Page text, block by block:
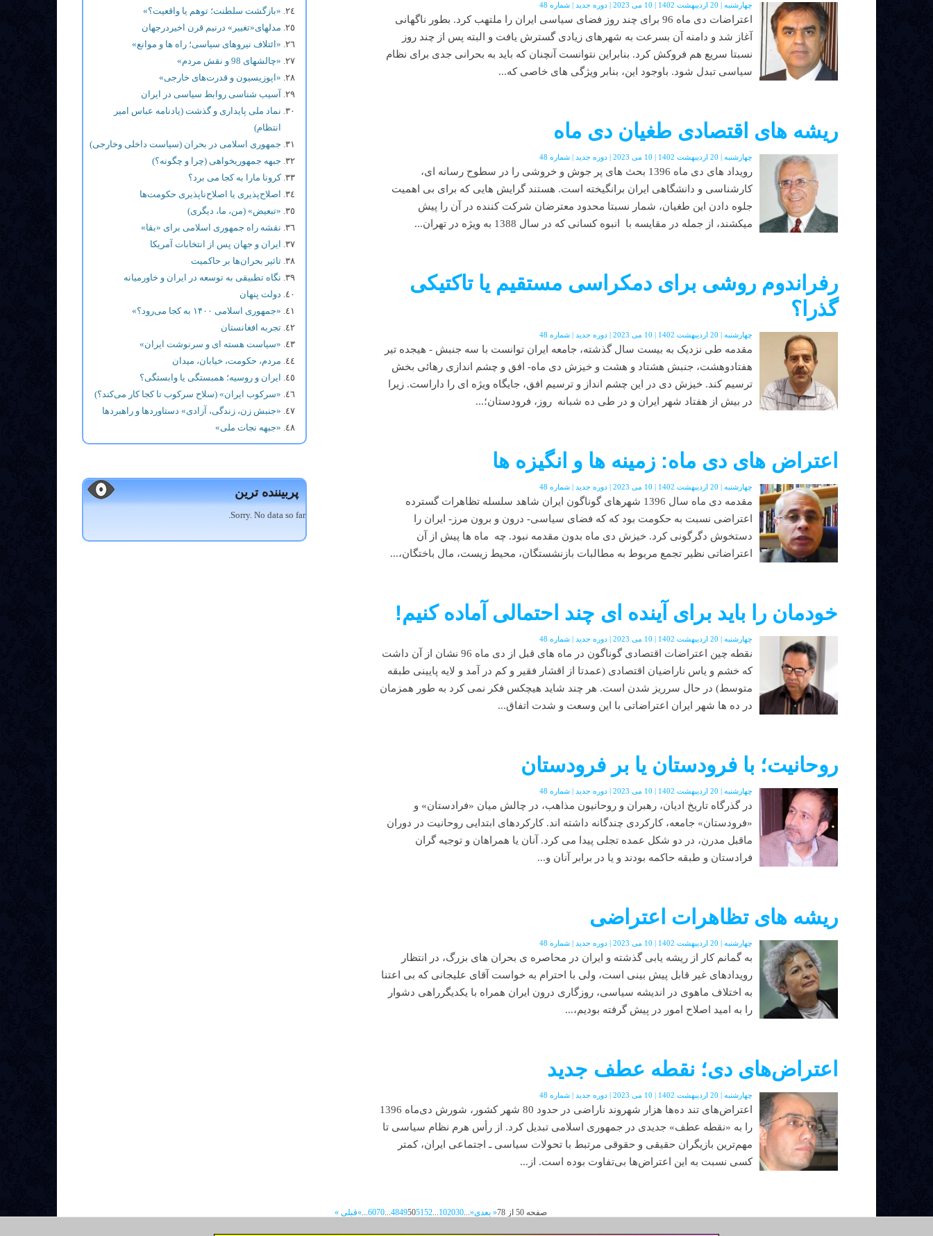
چهارشنبه | 20 اردیبهشت 1402 | 10 می 2023 | دوره جدید | شماره 48
اعتراضات دی ماه 96 برای چند روز فضای سیاسی ایران را ملتهب کرد. بطور ناگهانی
آغاز شد و دامنه آن بسرعت به شهرهای زیادی گسترش یافت و البته پس از چند روز
نسبتا سریع هم فروکش کرد. بنابراین نتوانست آنچنان که باید به بحرانی جدی برای نظام
سیاسی تبدل شود. باوجود این، بنابر ویژگی های خاصی که...
ریشه های اقتصادی طغیان دی ماه
چهارشنبه | 20 اردیبهشت 1402 | 10 می 2023 | دوره جدید | شماره 48
رویداد های دی ماه 1396 بحث های پر جوش و خروشی را در سطوح رسانه ای،
کارشناسی و دانشگاهی ایران برانگیخته است. هستند گرایش هایی که برای بی اهمیت
جلوه دادن این طغیان، شمار نسبتا محدود معترضان شرکت کننده در آن را پیش
میکشند، از جمله در مقایسه با انبوه کسانی که در سال 1388 به ویژه در تهران...
رفراندوم روشی برای دمکراسی مستقیم یا تاکتیکی
گذرا؟
چهارشنبه | 20 اردیبهشت 1402 | 10 می 2023 | دوره جدید | شماره 48
مقدمه طی نزدیک به بیست سال گذشته، جامعه ایران توانست با سه جنبش - هیجده تیر
هفتادوهشت، جنبش هشتاد و هشت و خیزش دی ماه- افق و چشم اندازی رهائی بخش
ترسیم کند. خیزش دی در این چشم انداز و ترسیم افق، جایگاه ویژه ای را داراست. زیرا
در بیش از هفتاد شهر ایران و در طی ده شبانه روز، فرودستان؛...
اعتراض های دی ماه: زمینه ها و انگیزه ها
چهارشنبه | 20 اردیبهشت 1402 | 10 می 2023 | دوره جدید | شماره 48
مقدمه دی ماه سال 1396 شهرهای گوناگون ایران شاهد سلسله تظاهرات گسترده
اعتراضی نسبت به حکومت بود که که فضای سیاسی- درون و برون مرز- ایران را
دستخوش دگرگونی کرد. خیزش دی ماه بدون مقدمه نبود. چه ماه ها پیش از آن
اعتراضاتی نظیر تجمع مربوط به مطالبات بازنشستگان، محیط زیست، مال باختگان،...
خودمان را باید برای آینده ای چند احتمالی آماده کنیم!
چهارشنبه | 20 اردیبهشت 1402 | 10 می 2023 | دوره جدید | شماره 48
نقطه چین اعتراضات اقتصادی گوناگون در ماه های قبل از دی ماه 96 نشان از آن داشت
که خشم و یاس ناراضیان اقتصادی (عمدتا از اقشار فقیر و کم در آمد و لایه پایینی طبقه
متوسط) در حال سرریز شدن است. هر چند شاید هیچکس فکر نمی کرد به طور همزمان
در ده ها شهر ایران اعتراضاتی با این وسعت و شدت اتفاق...
روحانیت؛ با فرودستان یا بر فرودستان
چهارشنبه | 20 اردیبهشت 1402 | 10 می 2023 | دوره جدید | شماره 48
در گذرگاه تاریخ ادیان، رهبران و روحانیون مذاهب، در چالش میان «فرادستان» و
«فرودستان» جامعه، کارکردی چندگانه داشته اند. کارکردهای ابتدایی روحانیت در دوران
ماقبل مدرن، در دو شکل عمده تجلی پیدا می کرد. آنان یا همراهان و توجیه گران
فرادستان و طبقه حاکمه بودند و یا در برابر آنان و...
ریشه های تظاهرات اعتراضی
چهارشنبه | 20 اردیبهشت 1402 | 10 می 2023 | دوره جدید | شماره 48
به گمانم کار از ریشه یابی گذشته و ایران در محاصره ی بحران های بزرگ، در انتظار
رویدادهای غیر قابل پیش بینی است، ولی با احترام به خواست آقای علیجانی که بی اعتنا
به اختلاف ماهوی در اندیشه سیاسی، روزگاری درون ایران همراه با یکدیگرراهی دشوار
را به امید اصلاح امور در پیش گرفته بودیم،...
اعتراض‌های دی؛ نقطه عطف جدید
چهارشنبه | 20 اردیبهشت 1402 | 10 می 2023 | دوره جدید | شماره 48
اعتراض‌های تند ده‌ها هزار شهروند ناراضی در حدود 80 شهر کشور، شورش دی‌ماه 1396
را به «نقطه عطف» جدیدی در جمهوری اسلامی تبدیل کرد. از رأس هرم نظام سیاسی تا
مهم‌ترین بازیگران حقیقی و حقوقی مرتبط با تحولات سیاسی ـ اجتماعی ایران، کمتر
کسی نسبت به این اعتراض‌ها بی‌تفاوت بوده است. از...
صفحه 50 از 78 « بعدی«
...
102030
...
4849505152
...
6070
...
»قبلی »
«بازگشت سلطنت؛ توهم یا واقعیت؟»
مدلهای«تغییر» درنیم قرن اخیردرجهان
«ائتلاف نیروهای سیاسی؛ راه ها و موانع»
«چالشهای 98 و نقش مردم»
«اپوزیسیون و قدرت‌های خارجی»
آسیب شناسی روابط سیاسی در ایران
نماد ملی پایداری و گذشت (یادنامه عباس امیر
انتظام)
جمهوری اسلامی در بحران (سیاست داخلی وخارجی)
جبهه جمهوریخواهی (چرا و چگونه؟)
کرونا مارا به کجا می برد؟
اصلاح‌پذیری یا اصلاح‌ناپذیری حکومت‌ها
«تبعیض» (من، ما، دیگری)
نقشه راه جمهوری اسلامی برای «بقا»
ایران و جهان پس از انتخابات آمریکا
تاثیر بحران‌ها بر حاکمیت
نگاه تطبیقی به توسعه در ایران و خاورمیانه
دولت پنهان
«جمهوری اسلامی ۱۴۰۰ به کجا می‌رود؟»
تجربه افغانستان
«سیاست هسته ای و سرنوشت ایران»
مردم، حکومت، خیابان، میدان
ایران و روسیه؛ همبستگی یا وابستگی؟
«سرکوب ایران» (سلاح سرکوب تا کجا کار می‌کند؟)
«جنبش زن، زندگی، آزادی» دستاوردها و راهبردها
«جبهه نجات ملی»
پربیننده ترین
Sorry. No data so far.